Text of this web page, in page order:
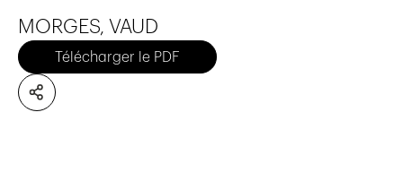
MORGES, VAUD
Télécharger le PDF